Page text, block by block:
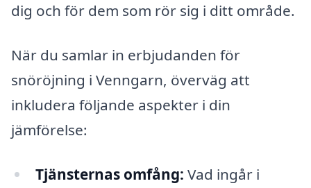
dig och för dem som rör sig i ditt område.
När du samlar in erbjudanden för
snöröjning i Venngarn, överväg att
inkludera följande aspekter i din
jämförelse:
Tjänsternas omfång: Vad ingår i